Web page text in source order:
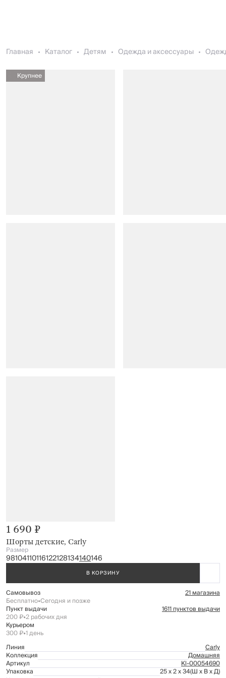
Главная Каталог Детям Одежда и аксессуары
Крупнее
Шорты детские, Carly
1 690 ₽
Размер
98104110116122128134140146
В КОРЗИНУ
Самовывоз 21 магазина
Бесплатно•Сегодня и позже
Пункт выдачи 1611 пунктов выдачи
200 ₽•2 рабочих дня
Курьером
300 ₽•1 день
Линия
Carly
Коллекция Домашняя
Артикул Kl-00054690
Упаковка 25 x 2 x 34(Ш x В x Д)